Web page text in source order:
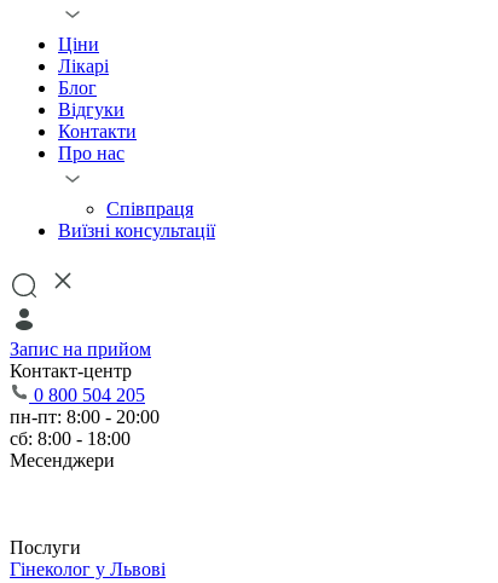
Ціни
Лікарі
Блог
Відгуки
Контакти
Про нас
Співпраця
Виїзні консультації
Запис на прийом
Контакт-центр
0 800 504 205
пн-пт: 8:00 - 20:00
сб: 8:00 - 18:00
Месенджери
Послуги
Гінеколог у Львові